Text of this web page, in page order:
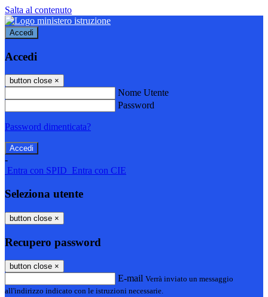
Salta al contenuto
Accedi
Accedi
button close ×
Nome Utente
Password
Password dimenticata?
-
Entra con SPID Entra con CIE
Seleziona utente
button close ×
Recupero password
button close ×
E-mail Verrà inviato un messaggio
all'indirizzo indicato con le istruzioni necessarie.